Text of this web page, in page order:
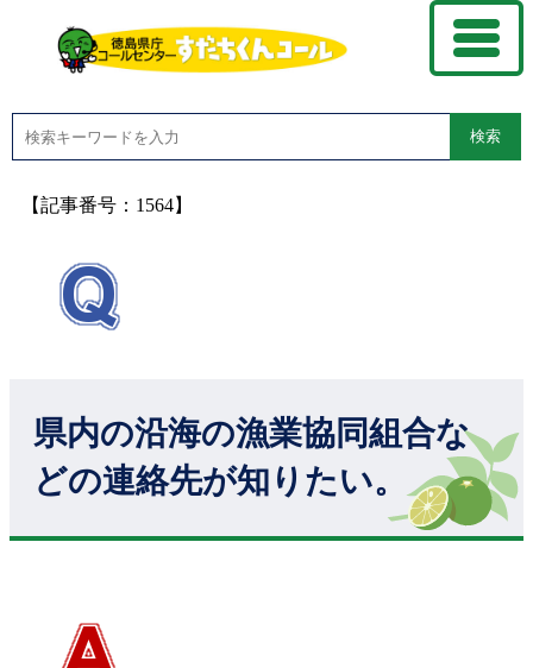
検索
【記事番号：1564】
県内の沿海の漁業協同組合な
どの連絡先が知りたい。